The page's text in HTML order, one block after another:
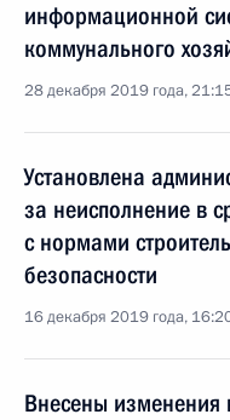
информационной
коммунального
28 декабря 2019 года,
Установлена
за неисполнение в
с нормами
безопасности
16 декабря 2019 года,
Внесены изменения